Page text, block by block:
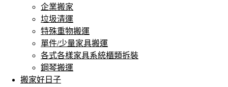
企業搬家
垃圾清運
特殊重物搬運
單件/少量家具搬運
各式各樣家具系統櫃類拆裝
鋼琴搬運
搬家好日子